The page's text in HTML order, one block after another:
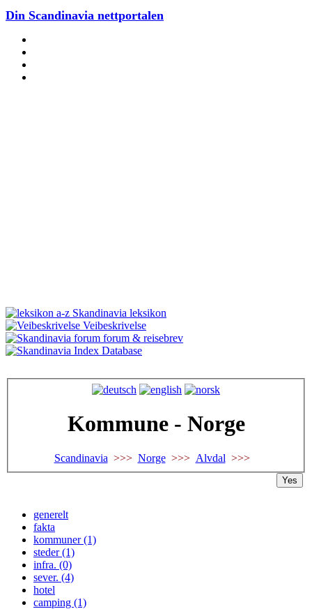
Din Scandinavia nettportalen
Skandinavia leksikon
Veibeskrivelse
forum & reisebrev
Database
Kommune - Norge
Scandinavia >>> Norge>>> Alvdal
generelt
fakta
kommuner (1)
steder (1)
infra. (0)
sever. (4)
hotel
camping (1)
Yes